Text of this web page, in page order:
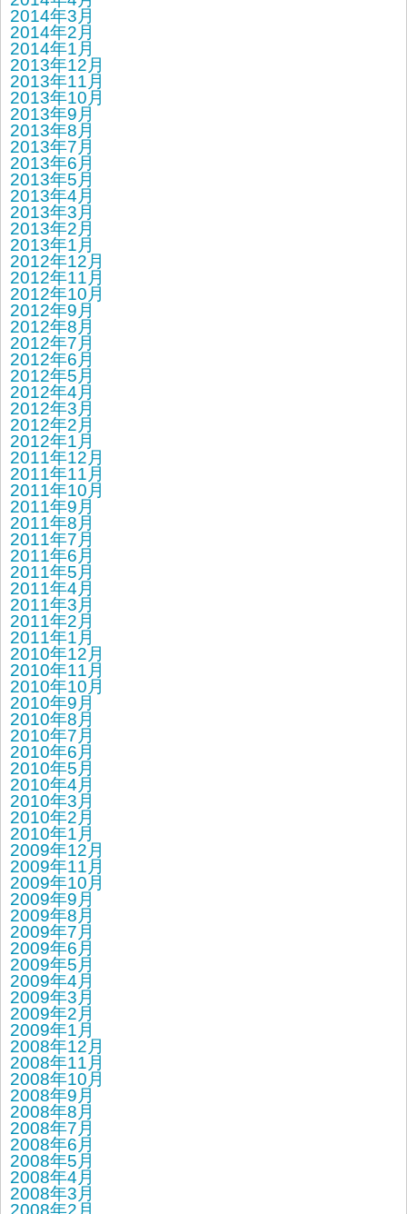
2014年3月
2014年2月
2014年1月
2013年12月
2013年11月
2013年10月
2013年9月
2013年8月
2013年7月
2013年6月
2013年5月
2013年4月
2013年3月
2013年2月
2013年1月
2012年12月
2012年11月
2012年10月
2012年9月
2012年8月
2012年7月
2012年6月
2012年5月
2012年4月
2012年3月
2012年2月
2012年1月
2011年12月
2011年11月
2011年10月
2011年9月
2011年8月
2011年7月
2011年6月
2011年5月
2011年4月
2011年3月
2011年2月
2011年1月
2010年12月
2010年11月
2010年10月
2010年9月
2010年8月
2010年7月
2010年6月
2010年5月
2010年4月
2010年3月
2010年2月
2010年1月
2009年12月
2009年11月
2009年10月
2009年9月
2009年8月
2009年7月
2009年6月
2009年5月
2009年4月
2009年3月
2009年2月
2009年1月
2008年12月
2008年11月
2008年10月
2008年9月
2008年8月
2008年7月
2008年6月
2008年5月
2008年4月
2008年3月
2008年2月